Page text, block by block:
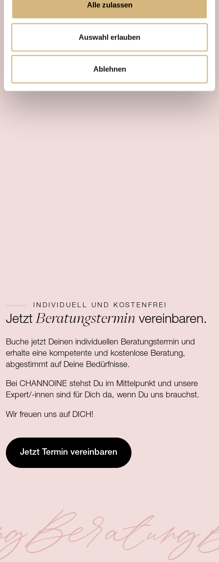
Alle zulassen
Auswahl erlauben
Ablehnen
INDIVIDUELL UND KOSTENFREI
JetztBeratungstermin vereinbaren.
Buche jetzt Deinen individuellen Beratungstermin und
erhalte eine kompetente und kostenlose Beratung,
abgestimmt auf Deine Bedürfnisse.
Bei CHANNOINE stehst Du im Mittelpunkt und unsere
Expert/-innen sind für Dich da, wenn Du uns brauchst.
Wir freuen uns auf DICH!
Jetzt Termin vereinbaren
Beratung